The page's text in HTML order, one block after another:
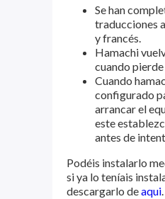
Se han
traducciones
y francés.
Hamachi
cuando
Cuando
configurado
arrancar el
este
antes de
Podéis instalarlo
si ya lo teníais
descargarlo deaqui.